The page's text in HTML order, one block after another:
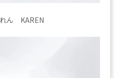
れん KAREN